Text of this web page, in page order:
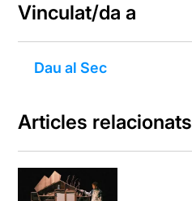
Vinculat/da a
Dau al Sec
Articles relacionats